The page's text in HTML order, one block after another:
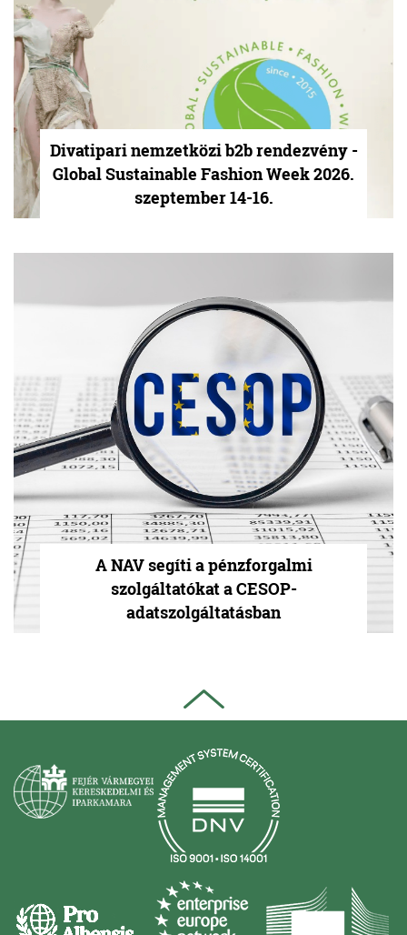
Divatipari nemzetközi b2b rendezvény -
Global Sustainable Fashion Week 2026.
szeptember 14-16.
A NAV segíti a pénzforgalmi
szolgáltatókat a CESOP-
adatszolgáltatásban